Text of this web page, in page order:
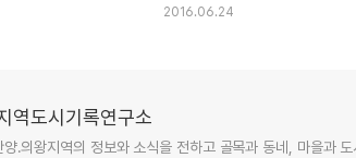
2016.06.24
역도시기록연구소
양.의왕지역의 정보와 소식을 전하고 골목과 동네, 마을과